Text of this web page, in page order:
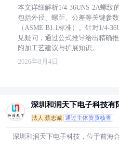
本文详细解析1/4-36UNS-2A螺纹
包括外径、螺距、公差等关键参
（ASME B1.1标准）。针对1/4-
见疑问，通过公式推导给出精确
附加工艺建议与扩展知识。
2026年8月4日
深圳和润天下电子科技有
法人:蔡志诚 通过主体资质核查
深圳和润天下电子科技，位于前海